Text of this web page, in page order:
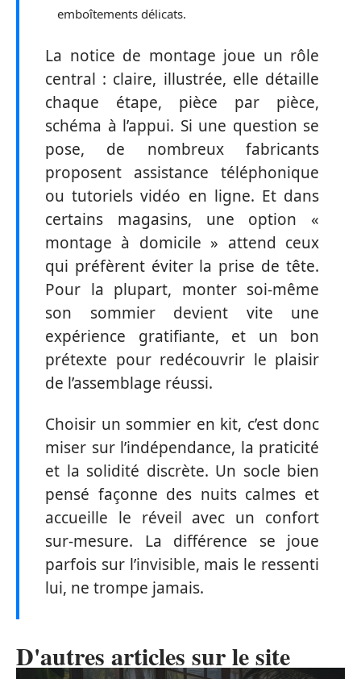
emboîtements délicats.
La notice de montage joue un rôle
central : claire, illustrée, elle détaille
chaque étape, pièce par pièce,
schéma à l’appui. Si une question se
pose, de nombreux fabricants
proposent assistance téléphonique
ou tutoriels vidéo en ligne. Et dans
certains magasins, une option «
montage à domicile » attend ceux
qui préfèrent éviter la prise de tête.
Pour la plupart, monter soi-même
son sommier devient vite une
expérience gratifiante, et un bon
prétexte pour redécouvrir le plaisir
de l’assemblage réussi.
Choisir un sommier en kit, c’est donc
miser sur l’indépendance, la praticité
et la solidité discrète. Un socle bien
pensé façonne des nuits calmes et
accueille le réveil avec un confort
sur-mesure. La différence se joue
parfois sur l’invisible, mais le ressenti
lui, ne trompe jamais.
D'autres articles sur le site